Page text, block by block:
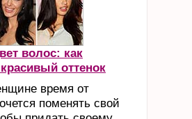
волос: как
оттенок
время от
поменять свой